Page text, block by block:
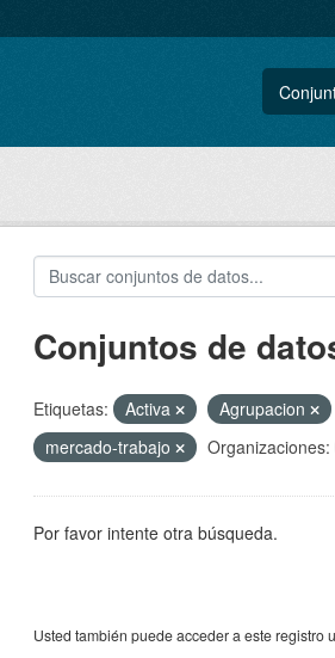
Conjuntos de
Etiquetas: Activa Agrupacion
mercado-trabajo
Organizaciones:
Por favor intente otra búsqueda.
Usted también puede acceder a este registro